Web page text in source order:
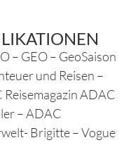
– GEO – GeoSaison
und Reisen –
Reisemagazin ADAC
– ADAC
Brigitte – Vogue